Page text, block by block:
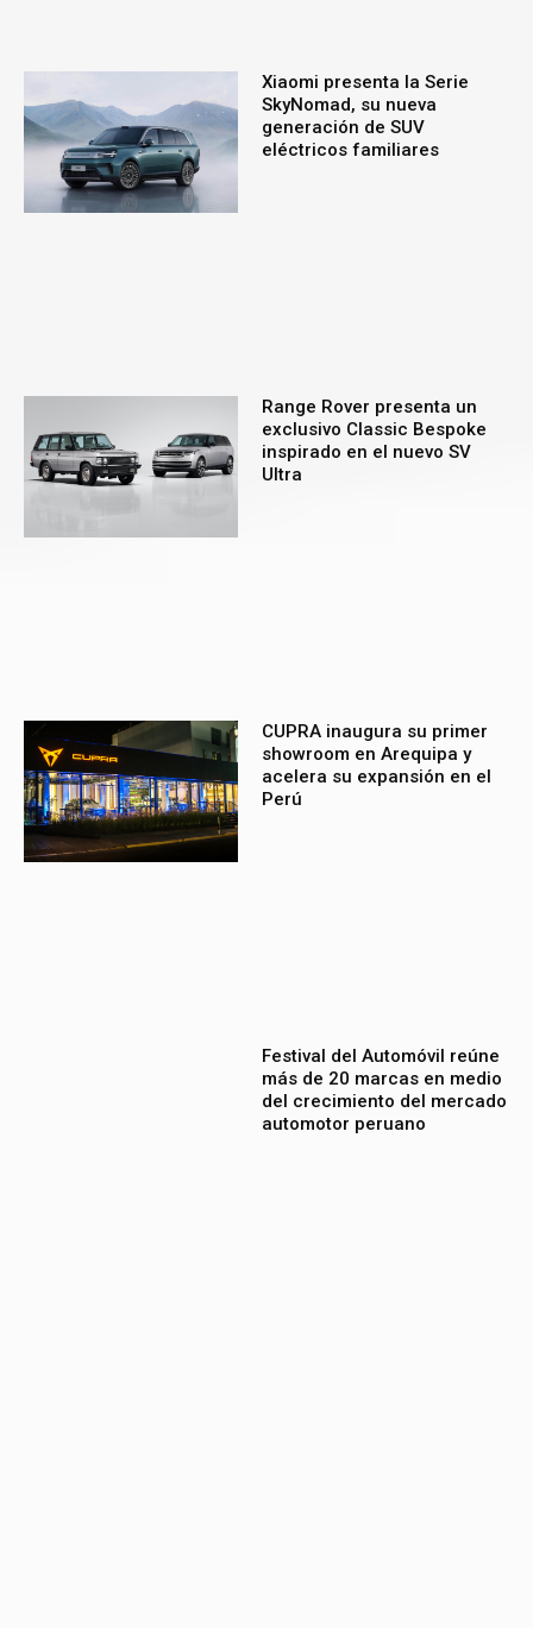
Xiaomi presenta la Serie
SkyNomad, su nueva
generación de SUV
eléctricos familiares
Range Rover presenta un
exclusivo Classic Bespoke
inspirado en el nuevo SV
Ultra
CUPRA inaugura su primer
showroom en Arequipa y
acelera su expansión en el
Perú
Festival del Automóvil reúne
más de 20 marcas en medio
del crecimiento del mercado
automotor peruano